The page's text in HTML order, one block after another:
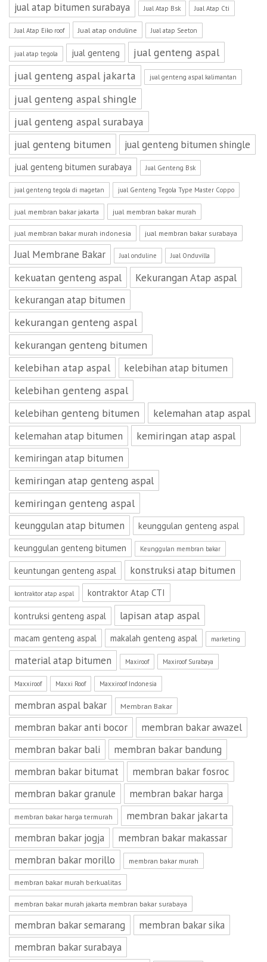
jual atap bitumen surabaya
Jual Atap Bsk Jual Atap Cti
Jual Atap Eiko roof Jual atap onduline Jual atap Seeton
jual atap tegola jual genteng
jual genteng aspal
jual genteng aspal jakarta
jual genteng aspal kalimantan
jual genteng aspal shingle
jual genteng aspal surabaya
jual genteng bitumen
jual genteng bitumen shingle
jual genteng bitumen surabaya Jual Genteng Bsk
jual genteng tegola di magetan jual Genteng Tegola Type Master Coppo
jual membran bakar jakarta jual membran bakar murah
jual membran bakar murah indonesia jual membran bakar surabaya
Jual Membrane Bakar Jual onduline Jual Onduvilla
kekuatan genteng aspal Kekurangan Atap aspal
kekurangan atap bitumen
kekurangan genteng aspal
kekurangan genteng bitumen
kelebihan atap aspal
kelebihan atap bitumen
kelebihan genteng aspal
kelebihan genteng bitumen
kelemahan atap aspal
kelemahan atap bitumen kemiringan atap aspal
kemiringan atap bitumen
kemiringan atap genteng aspal
kemiringan genteng aspal
keunggulan atap bitumen
keunggulan genteng aspal
keunggulan genteng bitumen
Keunggulan membran bakar
keuntungan genteng aspal konstruksi atap bitumen
kontraktor atap aspal kontraktor Atap CTI
kontruksi genteng aspal lapisan atap aspal
macam genteng aspal makalah genteng aspal marketing
material atap bitumen Maxiroof Maxiroof Surabaya
Maxxiroof Maxxi Roof Maxxiroof Indonesia
membran aspal bakar Membran Bakar
membran bakar anti bocor
membran bakar awazel
membran bakar bali
membran bakar bandung
membran bakar bitumat
membran bakar fosroc
membran bakar granule
membran bakar harga
membran bakar harga termurah
membran bakar jakarta
membran bakar jogja
membran bakar makassar
membran bakar morillo
membran bakar murah
membran bakar murah berkualitas
membran bakar murah jakarta membran bakar surabaya
membran bakar semarang
membran bakar sika
membran bakar surabaya